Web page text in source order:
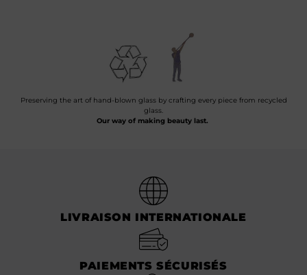
Preserving the art of hand-blown glass by crafting every piece from recycled
glass.
Our way of making beauty last.
LIVRAISON INTERNATIONALE
PAIEMENTS SÉCURISÉS